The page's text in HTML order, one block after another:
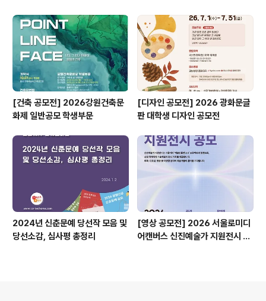
[건축 공모전] 2026강원건축문
화제 일반공모 학생부문
[디자인 공모전] 2026 광화문글
판 대학생 디자인 공모전
2024년 신춘문예 당선작 모음 및
당선소감, 심사평 총정리
[영상 공모전] 2026 서울로미디
어캔버스 신진예술가 지원전시 공